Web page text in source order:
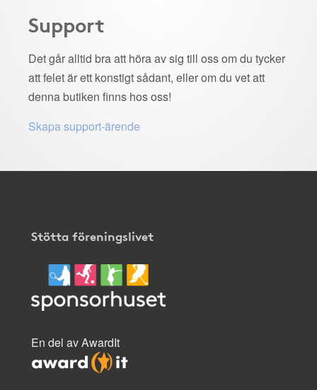
Support
Det går alltid bra att höra av sig till oss om du tycker
att felet är ett konstigt sådant, eller om du vet att
denna butiken finns hos oss!
Skapa support-ärende
Stötta föreningslivet
En del av AwardIt